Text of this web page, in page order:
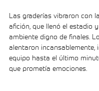
Las graderías vibraron con
afición, que llenó el estadio
ambiente digno de finales.
alentaron incansablemente,
equipo hasta el último
que prometía emociones.